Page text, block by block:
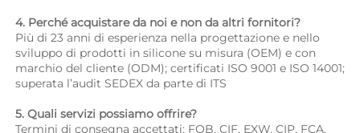
4. Perché acquistare da noi e non da altri fornitori?
Più di 23 anni di esperienza nella progettazione e nello
sviluppo di prodotti in silicone su misura (OEM) e con
marchio del cliente (ODM); certificati ISO 9001 e ISO 14001;
superata l’audit SEDEX da parte di ITS
5. Quali servizi possiamo offrire?
Termini di consegna accettati: FOB, CIF, EXW, CIP, FCA,